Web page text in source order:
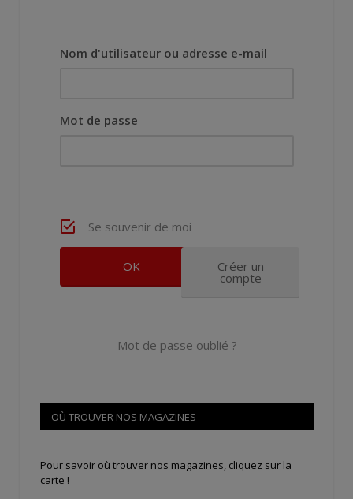
Nom d'utilisateur ou adresse e-mail
Mot de passe
Se souvenir de moi
Créer un
compte
Mot de passe oublié ?
OÙ TROUVER NOS MAGAZINES
Pour savoir où trouver nos magazines, cliquez sur la
carte !